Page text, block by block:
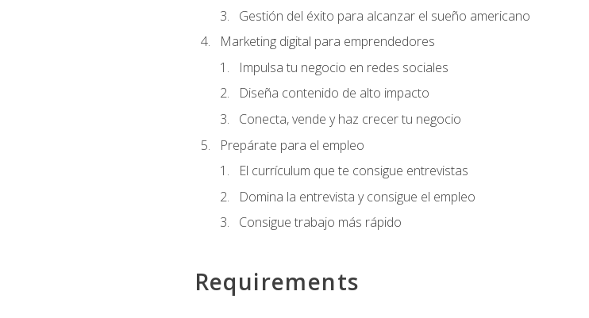
Gestión del éxito para alcanzar el sueño americano
Marketing digital para emprendedores
Impulsa tu negocio en redes sociales
Diseña contenido de alto impacto
Conecta, vende y haz crecer tu negocio
Prepárate para el empleo
El currículum que te consigue entrevistas
Domina la entrevista y consigue el empleo
Consigue trabajo más rápido
Requirements